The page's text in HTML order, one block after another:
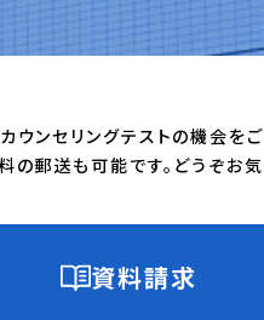
ウンセリングテストの機会をご
の郵送も可能です。どうぞお気
資料請求